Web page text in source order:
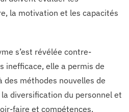
la motivation et les capacités
s’est révélée contre-
inefficace, elle a permis de
méthodes nouvelles de
diversification du personnel et
faire et compétences.